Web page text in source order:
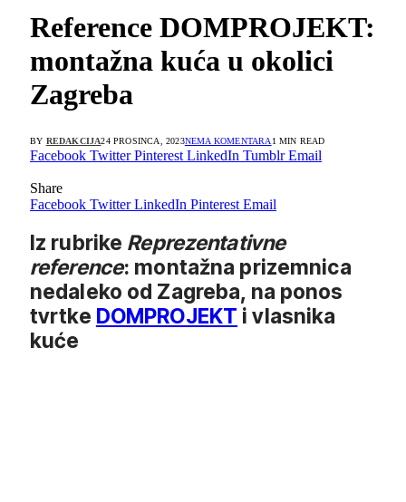
Reference DOMPROJEKT:
montažna kuća u okolici
Zagreba
BY REDAKCIJA24 PROSINCA, 2023NEMA KOMENTARA 1 MIN READ
Facebook Twitter Pinterest LinkedIn Tumblr Email
Share
Facebook Twitter LinkedIn Pinterest Email
Iz rubrike Reprezentativne
reference: montažna prizemnica
nedaleko od Zagreba, na ponos
tvrtke DOMPROJEKT i vlasnika
kuće